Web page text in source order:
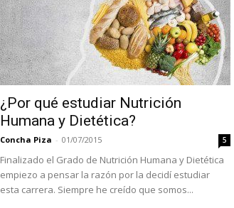
¿Por qué estudiar Nutrición
Humana y Dietética?
Concha Piza - 01/07/2015 5
Finalizado el Grado de Nutrición Humana y Dietética
empiezo a pensar la razón por la decidí estudiar
esta carrera. Siempre he creído que somos...